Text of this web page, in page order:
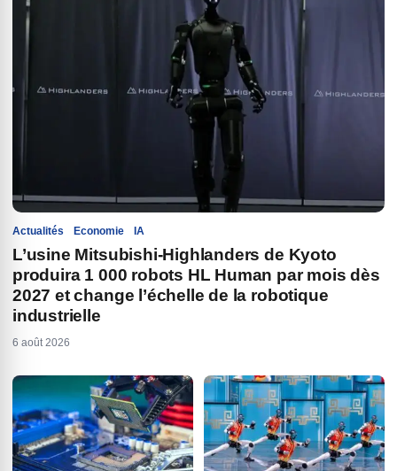
Actualités Economie IA
L’usine Mitsubishi-Highlanders de Kyoto
produira 1 000 robots HL Human par mois dès
2027 et change l’échelle de la robotique
industrielle
6 août 2026